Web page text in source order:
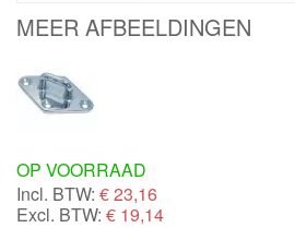
MEER AFBEELDINGEN
OP VOORRAAD
Incl. BTW: €23,16
Excl. BTW: € 19,14